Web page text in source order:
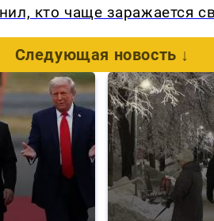
кто чаще заражается
Следующая новость ↓